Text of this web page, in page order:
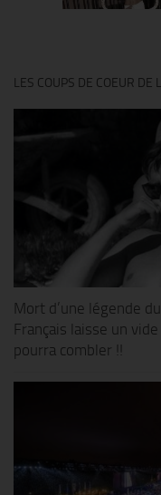
LES COUPS DE COEUR DE
Mort d’une légende
Français laisse un
pourra combler !!